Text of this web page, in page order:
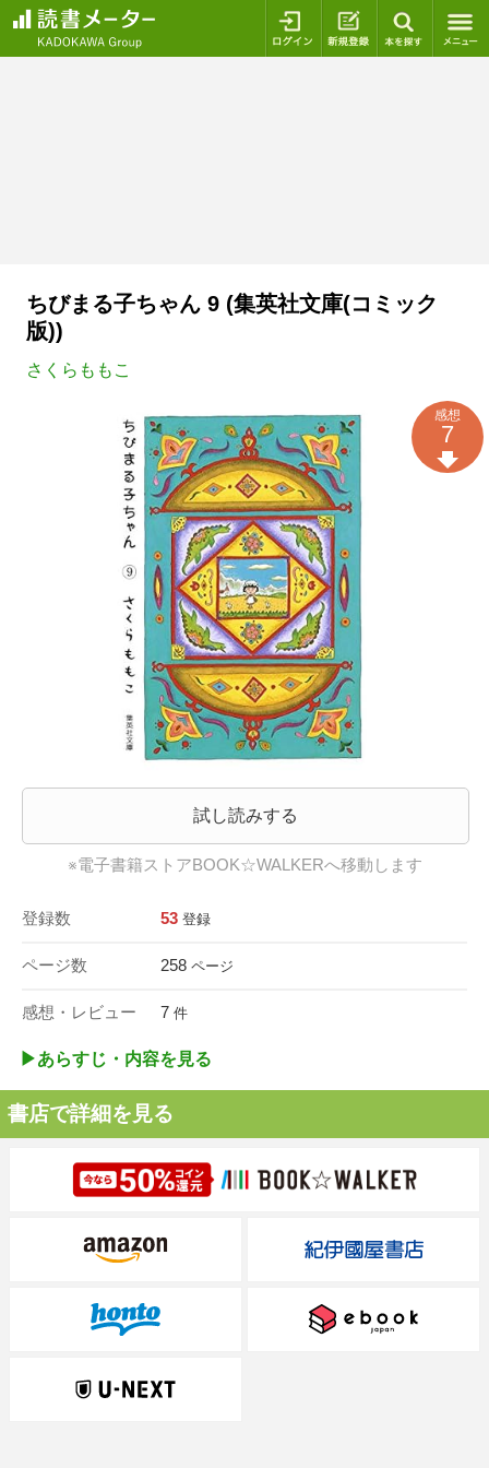
ログイン 新規登録
ちびまる子ちゃん 9 (集英社文庫(コミック
版))
さくらももこ
試し読みする
※電子書籍ストアBOOK☆WALKERへ移動します
登録数 53 登録
ページ数 258 ページ
感想・レビュー 7 件
感想
7
▶︎あらすじ・内容を見る
書店で詳細を見る